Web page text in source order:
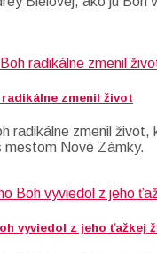
radikálne zmenil život
radikálne zmenil
mestom Nové Zámky.
vyviedol z jeho ťažkej